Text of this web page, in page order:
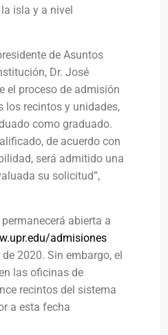
isla y a nivel
de Asuntos
Dr. José
el proceso de admisión
los recintos y unidades,
como graduado.
de acuerdo con
será admitido una
su solicitud”,
abierta a
admisiones
2020. Sin embargo, el
las oficinas de
recintos del sistema
a esta fecha